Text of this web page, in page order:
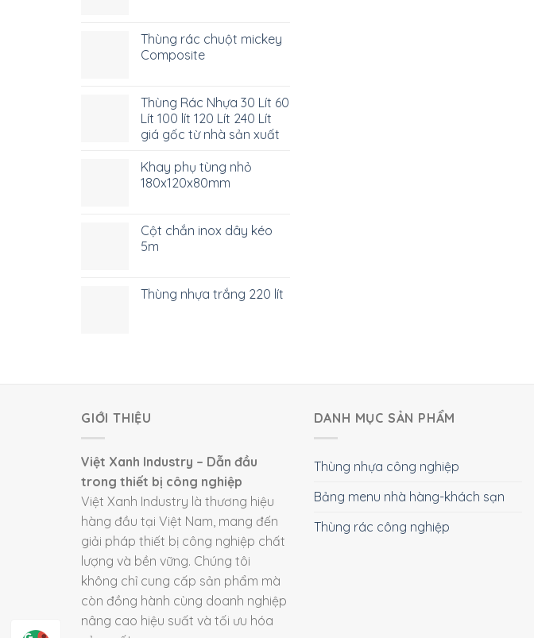
Thùng rác chuột mickey
Composite
Thùng Rác Nhựa 30 Lít 60
Lít 100 lít 120 Lít 240 Lít
giá gốc từ nhà sản xuất
Khay phụ tùng nhỏ
180x120x80mm
Cột chắn inox dây kéo
5m
Thùng nhựa trắng 220 lít
GIỚI THIỆU
Việt Xanh Industry – Dẫn đầu
trong thiết bị công nghiệp
Việt Xanh Industry là thương hiệu
hàng đầu tại Việt Nam, mang đến
giải pháp thiết bị công nghiệp chất
lượng và bền vững. Chúng tôi
không chỉ cung cấp sản phẩm mà
còn đồng hành cùng doanh nghiệp
nâng cao hiệu suất và tối ưu hóa
DANH MỤC SẢN PHẨM
Thùng nhựa công nghiệp
Bảng menu nhà hàng-khách sạn
Thùng rác công nghiệp